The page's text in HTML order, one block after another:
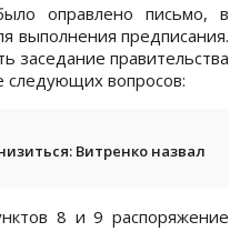
оправлено письмо, в
выполнения предписания.
заседание правительства
следующих вопросов:
Витренко назвал
8 и 9 распоряжение